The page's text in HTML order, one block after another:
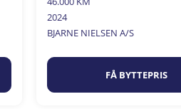
2024
BJARNE NIELSEN A/S
FÅ BYTTEPRIS